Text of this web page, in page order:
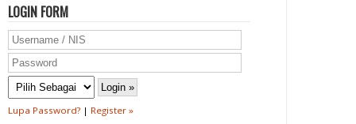
LOGIN FORM
Lupa Password? | Register »